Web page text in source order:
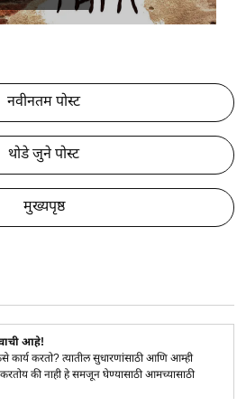
नवीनतम पोस्ट
थोडे जुने पोस्ट
मुख्यपृष्ठ
आहे!
कार्य करतो? त्यातील सुधारणांसाठी आणि आम्ही
करतोय की नाही हे समजून घेण्यासाठी आमच्यासाठी